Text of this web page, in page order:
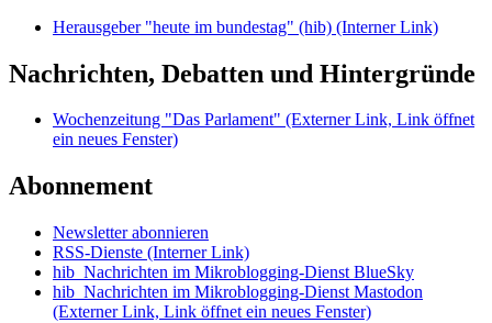
Herausgeber "heute im bundestag" (hib) (Interner Link)
Nachrichten, Debatten und Hintergründe
Wochenzeitung "Das Parlament" (Externer Link, Link öffnet
ein neues Fenster)
Abonnement
Newsletter abonnieren
RSS-Dienste (Interner Link)
hib_Nachrichten im Mikroblogging-Dienst BlueSky
hib_Nachrichten im Mikroblogging-Dienst Mastodon
(Externer Link, Link öffnet ein neues Fenster)